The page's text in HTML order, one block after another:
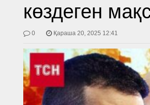
көздеген
0 Қараша 20, 2025 12:41